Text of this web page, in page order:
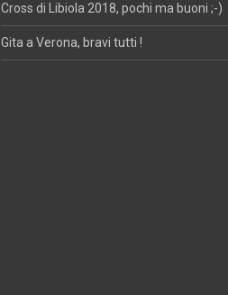
Cross di Libiola 2018, pochi ma buoni ;-)
Gita a Verona, bravi tutti !